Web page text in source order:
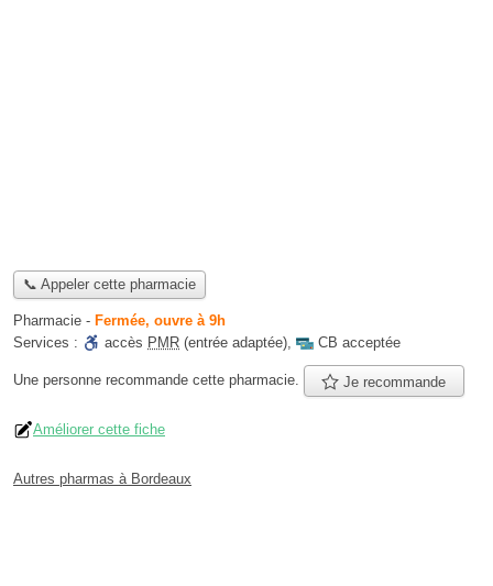
📞 Appeler cette pharmacie
Pharmacie - Fermée, ouvre à 9h
Services :
accès PMR (entrée adaptée), CB acceptée
Une personne recommande cette pharmacie. Je recommande
Améliorer cette fiche
Autres pharmas à Bordeaux